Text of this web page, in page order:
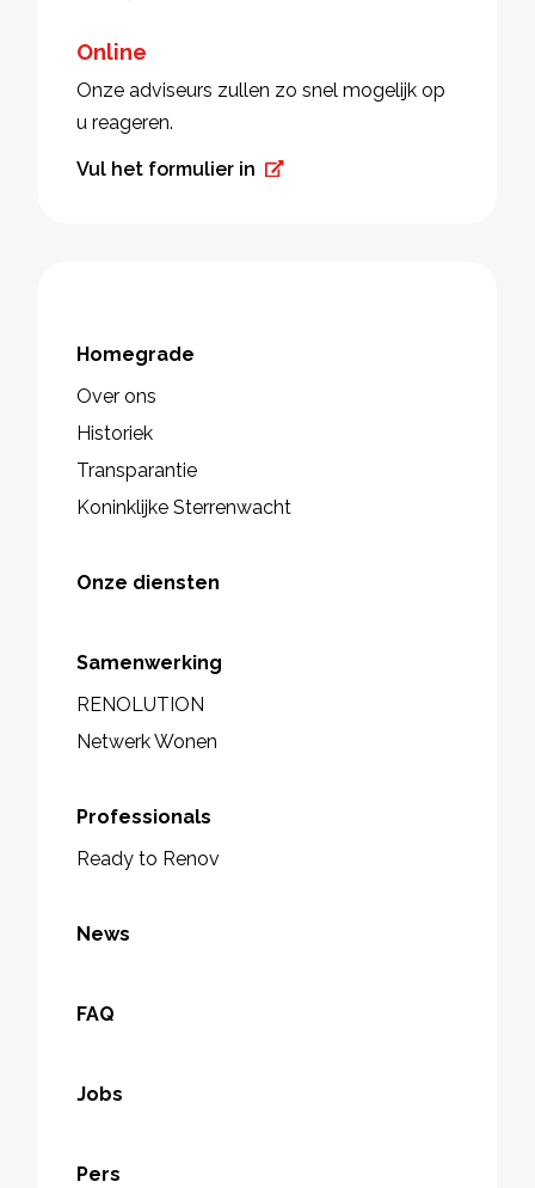
Online
Onze adviseurs zullen zo snel mogelijk op
u reageren.
Vul het formulier in
Homegrade
Over ons
Historiek
Transparantie
Koninklijke Sterrenwacht
Onze diensten
Samenwerking
RENOLUTION
Netwerk Wonen
Professionals
Ready to Renov
News
FAQ
Jobs
Pers